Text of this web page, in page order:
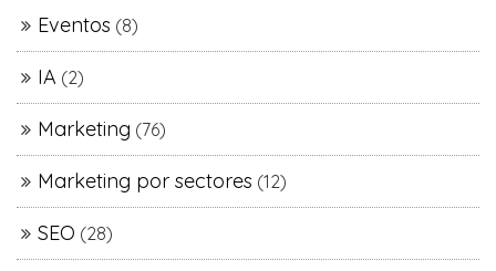
Eventos (8)
IA (2)
Marketing (76)
Marketing por sectores (12)
SEO (28)